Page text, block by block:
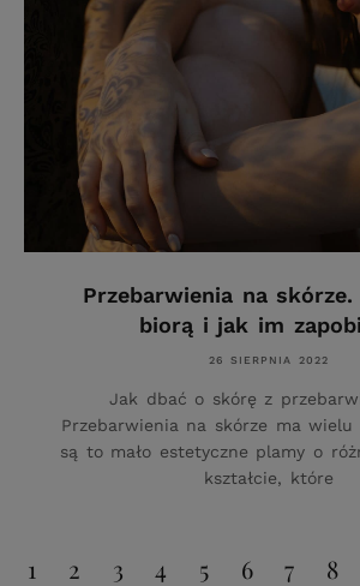
Przebarwienia na
biorą i jak im
26 SIERPNIA 2022
Jak dbać o skórę z
Przebarwienia na skórze ma wielu
są to mało estetyczne plamy o
kształcie, które
1 2 3 4 5 6 7 8